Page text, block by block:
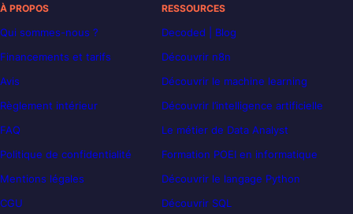
À PROPOS
Qui sommes-nous ?
Financements et tarifs
Avis
Règlement intérieur
FAQ
Politique de confidentialité
Mentions légales
CGU
RESSOURCES
Decoded | Blog
Découvrir n8n
Découvrir le machine learning
Découvrir l’intelligence artificielle
Le métier de Data Analyst
Formation POEI en informatique
Découvrir le langage Python
Découvrir SQL